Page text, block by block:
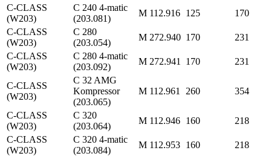
C-CLASS
(W203)
C 240 4-matic
(203.081)
M 112.916 125
170
C-CLASS
(W203)
C 280
(203.054)
M 272.940 170
231
C-CLASS
(W203)
C 280 4-matic
(203.092)
M 272.941 170 231
C-CLASS
(W203)
C 32 AMG
Kompressor
(203.065)
M 112.961 260 354
C-CLASS
(W203)
C 320
(203.064)
M 112.946 160
218
C-CLASS
(W203)
C 320 4-matic
(203.084)
M 112.953 160
218